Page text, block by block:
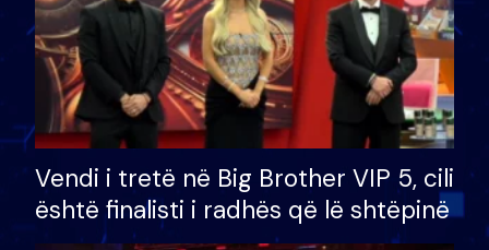
Vendi i tretë në Big Brother VIP 5, cili
është finalisti i radhës që lë shtëpinë